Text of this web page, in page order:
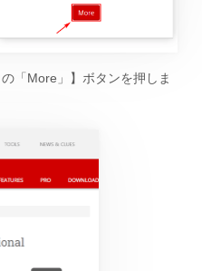
「More」】ボタンを押しま